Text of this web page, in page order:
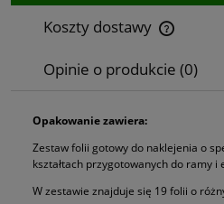
Koszty dostawy
Cena nie zawiera ewentualnych
Opinie o produkcie (0)
Opakowanie zawiera:
Zestaw folii gotowy do naklejenia o
kształtach przygotowanych do ramy
W zestawie znajduje się 19 folii o